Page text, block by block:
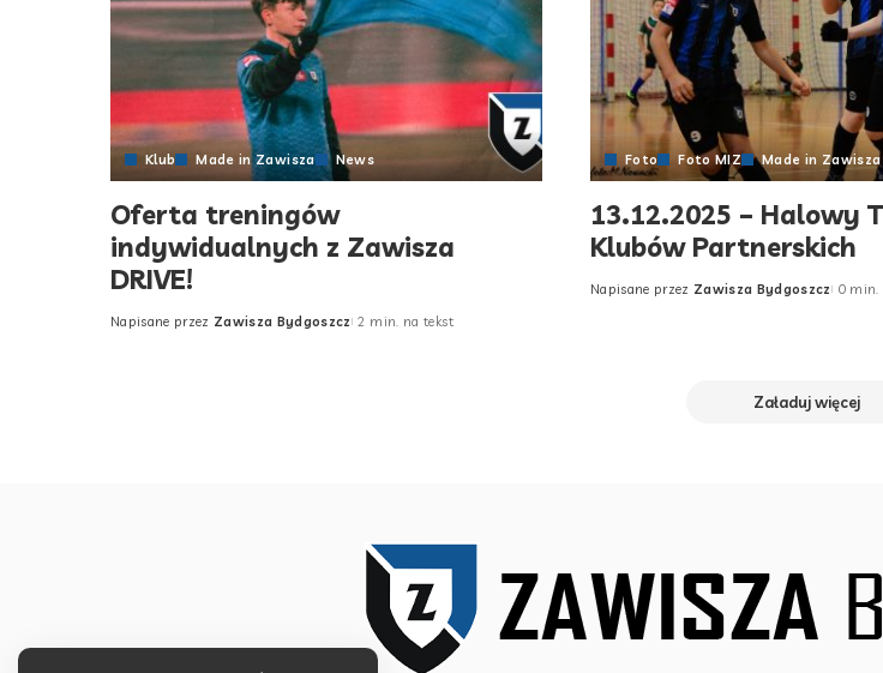
Klub Made in Zawisza News
Oferta treningów
indywidualnych z Zawisza
DRIVE!
Posted
Napisane przez Zawisza Bydgoszcz 2 min. na tekst
Foto Foto MIZ Made in Zawisza
13.12.2025 – Halowy
Klubów Partnerskich
Posted
Napisane przez Zawisza Bydgoszcz 0 min.
Załaduj więcej